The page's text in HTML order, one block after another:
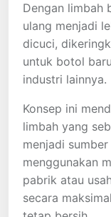
Dengan limbah
ulang menjadi
dicuci,
untuk botol
industri lainnya.
Konsep ini
limbah yang
menjadi
menggunakan
pabrik atau
secara